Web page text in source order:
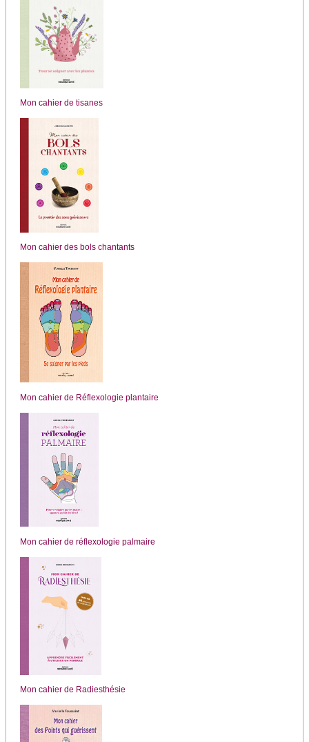
Mon cahier de tisanes
Mon cahier des bols chantants
Mon cahier de Réflexologie plantaire
Mon cahier de réflexologie palmaire
Mon cahier de Radiesthésie